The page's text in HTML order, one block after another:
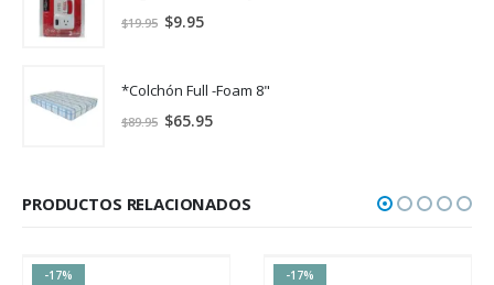
$19.95 $9.95
*Colchón Full -Foam 8"
$89.95 $65.95
PRODUCTOS RELACIONADOS
-17% -17%